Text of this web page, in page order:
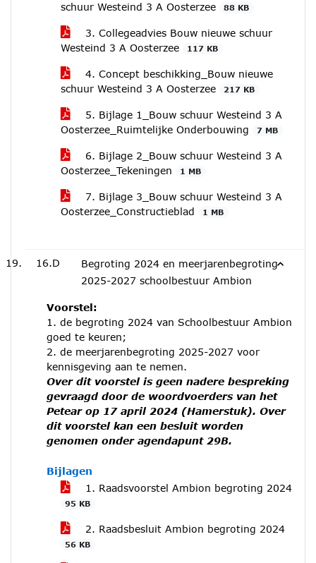
schuur Westeind 3 A Oosterzee
88 KB
3. Collegeadvies Bouw nieuwe schuur
Westeind 3 A Oosterzee
117 KB
4. Concept beschikking_Bouw nieuwe
schuur Westeind 3 A Oosterzee
217 KB
5. Bijlage 1_Bouw schuur Westeind 3 A
Oosterzee_Ruimtelijke Onderbouwing
7 MB
6. Bijlage 2_Bouw schuur Westeind 3 A
Oosterzee_Tekeningen
1 MB
7. Bijlage 3_Bouw schuur Westeind 3 A
Oosterzee_Constructieblad
1 MB
16.D
Begroting 2024 en meerjarenbegroting
2025-2027 schoolbestuur Ambion
Voorstel:
1. de begroting 2024 van Schoolbestuur Ambion
goed te keuren;
2. de meerjarenbegroting 2025-2027 voor
kennisgeving aan te nemen.
Over dit voorstel is geen nadere bespreking
gevraagd door de woordvoerders van het
Petear op 17 april 2024 (Hamerstuk). Over
dit voorstel kan een besluit worden
genomen onder agendapunt 29B.
Bijlagen
1. Raadsvoorstel Ambion begroting 2024
95 KB
2. Raadsbesluit Ambion begroting 2024
56 KB